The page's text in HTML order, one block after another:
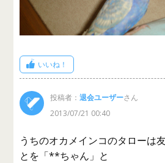
いいね！
投稿者：退会ユーザーさん
2013/07/21 00:40
うちのオカメインコのタローは
とを「**ちゃん」と